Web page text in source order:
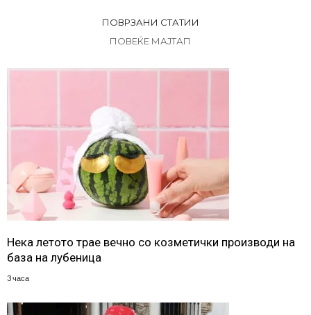
ПОВРЗАНИ СТАТИИ
ПОВЕЌЕ МАЈТАП
Нека летото трае вечно со козметички производи на
база на лубеница
3 часа